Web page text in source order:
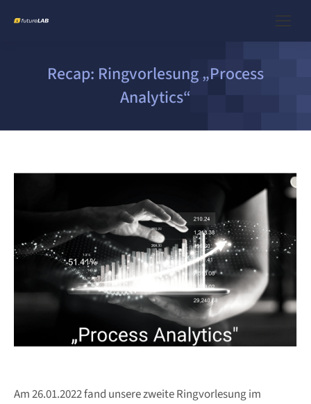
Recap: Ringvorlesung „Process
Analytics“
Am 26.01.2022 fand unsere zweite Ringvorlesung im